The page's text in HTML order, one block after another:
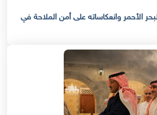
الأحمر وانعكاساته على أمن الملاحة في